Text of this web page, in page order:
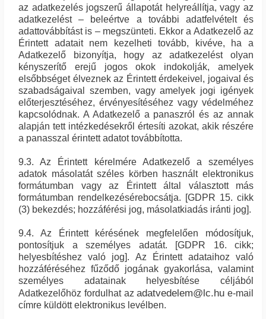
az adatkezelés jogszerű állapotát helyreállítja, vagy az
adatkezelést – beleértve a további adatfelvételt és
adattovábbítást is – megszünteti. Ekkor a Adatkezelő az
Érintett adatait nem kezelheti tovább, kivéve, ha a
Adatkezelő bizonyítja, hogy az adatkezelést olyan
kényszerítő erejű jogos okok indokolják, amelyek
elsőbbséget élveznek az Érintett érdekeivel, jogaival és
szabadságaival szemben, vagy amelyek jogi igények
előterjesztéséhez, érvényesítéséhez vagy védelméhez
kapcsolódnak. A Adatkezelő a panaszról és az annak
alapján tett intézkedésekről értesíti azokat, akik részére
a panasszal érintett adatot továbbította.
9.3. Az Érintett kérelmére Adatkezelő a személyes
adatok másolatát széles körben használt elektronikus
formátumban vagy az Érintett által választott más
formátumban rendelkezésérebocsátja. [GDPR 15. cikk
(3) bekezdés; hozzáférési jog, másolatkiadás iránti jog].
9.4. Az Érintett kérésének megfelelően módosítjuk,
pontosítjuk a személyes adatát. [GDPR 16. cikk;
helyesbítéshez való jog]. Az Érintett adataihoz való
hozzáféréséhez fűződő jogának gyakorlása, valamint
személyes adatainak helyesbítése céljából
Adatkezelőhöz fordulhat azadatvedelem@lc.hu e-mail
címre küldött elektronikus levélben.